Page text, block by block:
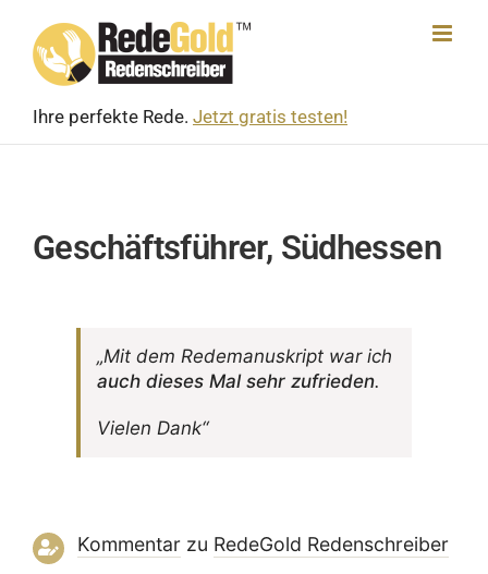
content
Ihre perfekte Rede. Jetzt gratis testen!
Geschäftsführer, Südhessen
„Mit dem Rede­ma­nu­skript war ich
auch dieses Mal sehr zufrieden.
Vielen Dank“
Kommentarzu RedeGold Reden­schreiber